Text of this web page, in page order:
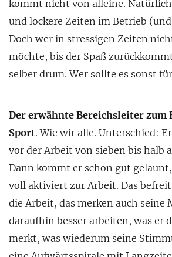
kommt nicht von alleine.
und lockere Zeiten im Betrieb
Doch wer in stressigen Zeiten
möchte, bis der Spaß
selber drum. Wer sollte es sonst
Der erwähnte Bereichsleiter zum
Sport. Wie wir alle. Unterschied:
vor der Arbeit von sieben bis halb
Dann kommt er schon gut
voll aktiviert zur Arbeit. Das
die Arbeit, das merken auch seine
daraufhin besser arbeiten, was er
merkt, was wiederum seine